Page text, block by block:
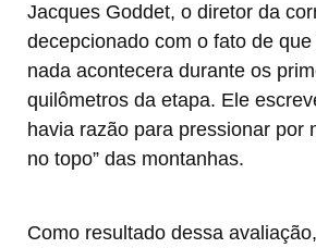
Jacques Goddet, o diretor da
decepcionado com o fato de
nada acontecera durante os
quilômetros da etapa. Ele
havia razão para pressionar por
no topo” das montanhas.
Como resultado dessa